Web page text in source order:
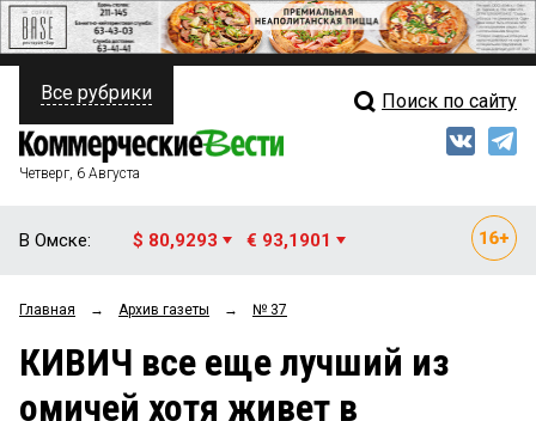
ПОЛИТИКА
ФИНАНСЫ
ОБЩЕСТВО
ЗАКОН
Свежий выпуск
Рейтинги
Все рубрики Поиск по сайту
Четверг, 6 Августа
В Омске: $ 80,9293 € 93,1901
Главная → Архив газеты → № 37
КИВИЧ все еще лучший из
омичей хотя живет в